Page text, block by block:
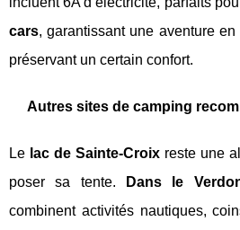
cars, garantissant une aventure
préservant un certain confort.
Autres sites de camping
Le lac de Sainte-Croix reste une
poser sa tente.
Dans le
combinent activités nautiques,